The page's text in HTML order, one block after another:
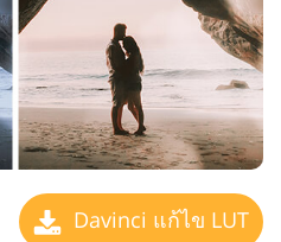
Davinci แก้ไข LUT